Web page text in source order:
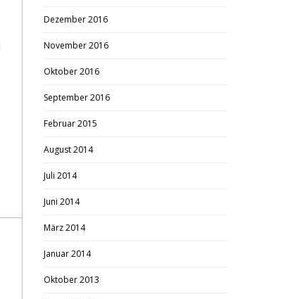
Dezember 2016
November 2016
Oktober 2016
September 2016
Februar 2015
August 2014
Juli 2014
Juni 2014
März 2014
Januar 2014
Oktober 2013